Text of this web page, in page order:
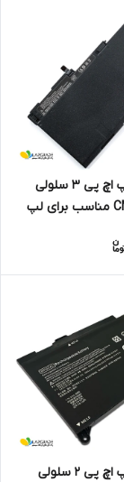
باتری لپ تاپ اچ پی 3 سلولی
مدل CM03XL مناسب برای لپ
باتری لپ تاپ اچ پی 2 سلولی